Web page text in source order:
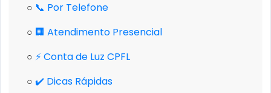
○ 📞 Por Telefone
○ 🏢 Atendimento Presencial
○ ⚡ Conta de Luz CPFL
○ ✔️ Dicas Rápidas